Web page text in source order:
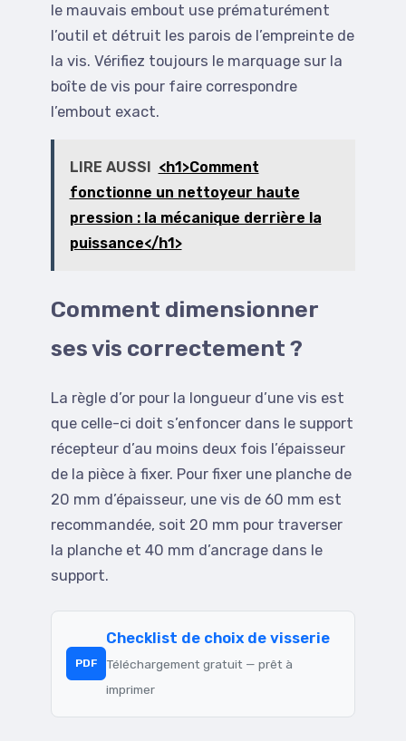
le mauvais embout use prématurément
l’outil et détruit les parois de l’empreinte de
la vis. Vérifiez toujours le marquage sur la
boîte de vis pour faire correspondre
l’embout exact.
LIRE AUSSI <h1>Comment
fonctionne un nettoyeur haute
pression : la mécanique derrière la
puissance</h1>
Comment dimensionner
ses vis correctement ?
La règle d’or pour la longueur d’une vis est
que celle-ci doit s’enfoncer dans le support
récepteur d’au moins deux fois l’épaisseur
de la pièce à fixer. Pour fixer une planche de
20 mm d’épaisseur, une vis de 60 mm est
recommandée, soit 20 mm pour traverser
la planche et 40 mm d’ancrage dans le
support.
PDF
Checklist de choix de visserie
Téléchargement gratuit — prêt à
imprimer